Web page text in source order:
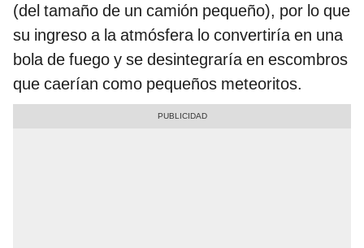
(del tamaño de un camión pequeño), por lo que
su ingreso a la atmósfera lo convertiría en una
bola de fuego y se desintegraría en escombros
que caerían como pequeños meteoritos.